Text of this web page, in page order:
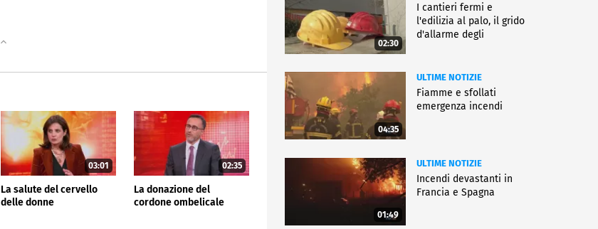
03:01
La salute del cervello
delle donne
02:35
La donazione del
cordone ombelicale
02:30
I cantieri fermi e
l'edilizia al palo, il grido
d'allarme degli
04:35
ULTIME NOTIZIE
Fiamme e sfollati
emergenza incendi
01:49
ULTIME NOTIZIE
Incendi devastanti in
Francia e Spagna